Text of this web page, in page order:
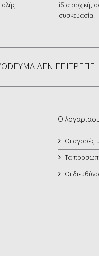
ίδια αρχική,
συσκευασία.
ΔΕΝ
Ο
Οι αγορές
Τα
Οι